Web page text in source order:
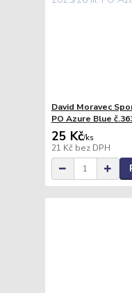
David Moravec
PO Azure Blue
25 Kč/ks
21 Kč bez DPH